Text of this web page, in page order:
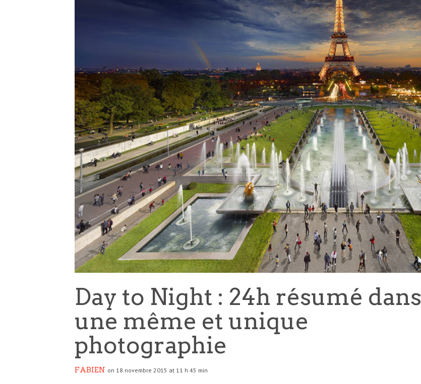
Day to Night : 24h résumé dans
une même et unique
photographie
FABIEN on 18 novembre 2015 at 11 h 45 min